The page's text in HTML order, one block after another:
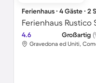
Ferienhaus ∙ 4 Gäste ∙ 2
Ferienhaus Rustico
4.6 Großartig
Gravedona ed Uniti,